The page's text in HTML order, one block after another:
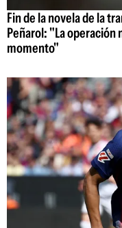
Fin de la novela de la
Peñarol: "La operación
momento"